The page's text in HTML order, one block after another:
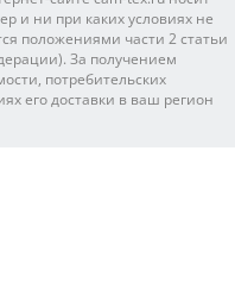
и ни при каких условиях не
положениями части 2 статьи
За получением
потребительских
его доставки в ваш регион